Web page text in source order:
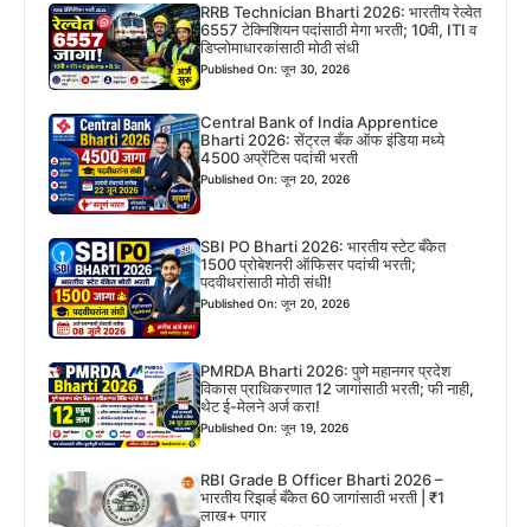
RRB Technician Bharti 2026: भारतीय रेल्वेत
6557 टेक्निशियन पदांसाठी मेगा भरती; 10वी, ITI व
डिप्लोमाधारकांसाठी मोठी संधी
Published On: जून 30, 2026
Central Bank of India Apprentice
Bharti 2026: सेंट्रल बँक ऑफ इंडिया मध्ये
4500 अप्रेंटिस पदांची भरती
Published On: जून 20, 2026
SBI PO Bharti 2026: भारतीय स्टेट बँकेत
1500 प्रोबेशनरी ऑफिसर पदांची भरती;
पदवीधरांसाठी मोठी संधी!
Published On: जून 20, 2026
PMRDA Bharti 2026: पुणे महानगर प्रदेश
विकास प्राधिकरणात 12 जागांसाठी भरती; फी नाही,
थेट ई-मेलने अर्ज करा!
Published On: जून 19, 2026
RBI Grade B Officer Bharti 2026 –
भारतीय रिझर्व्ह बँकेत 60 जागांसाठी भरती | ₹1
लाख+ पगार